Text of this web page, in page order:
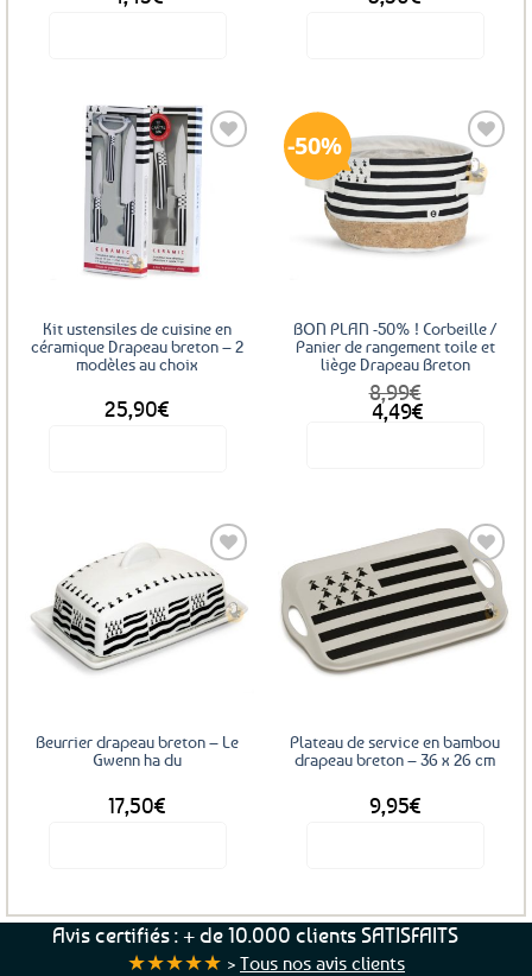
Kit ustensiles de cuisine en
céramique Drapeau breton – 2
modèles au choix
25,90€
variations.
Les
options
peuvent
sur
50%
Ajouter
aux
favoris
BON PLAN -50% ! Corbeille /
Panier de rangement toile et
liège Drapeau Breton
8,99€
Le
prix
4,49€
Le
prix
Ajouter
aux
Beurrier drapeau breton – Le
Gwenn ha du
17,50€
Ajouter
aux
favoris
Plateau de service en bambou
drapeau breton – 36 x 26 cm
9,95€
Avis certifiés : + de 10.000 clients SATISFAITS
★★★★★ > Tous nos avis clients